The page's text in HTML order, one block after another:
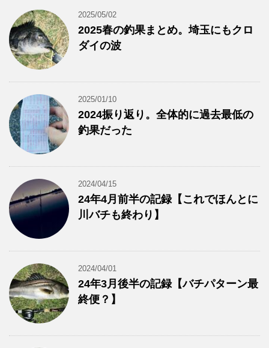
2025/05/02
2025春の釣果まとめ。埼玉にもクロ
ダイの波
2025/01/10
2024振り返り。全体的に過去最低の
釣果だった
2024/04/15
24年4月前半の記録【これでほんとに
川バチも終わり】
2024/04/01
24年3月後半の記録【バチパターン最
終便？】